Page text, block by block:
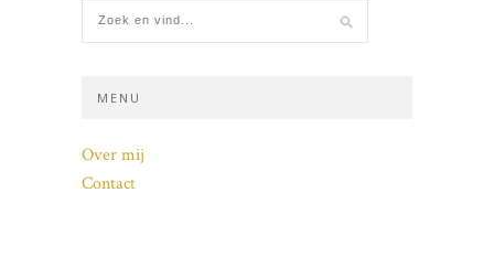
MENU
Over mij
Contact